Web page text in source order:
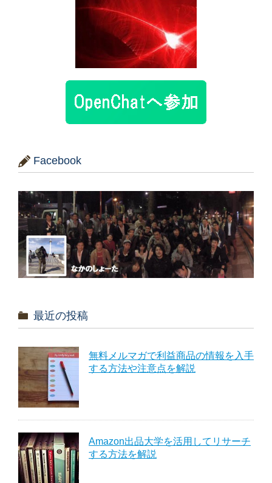
Facebook
最近の投稿
無料メルマガで利益商品の情報を入手
する方法や注意点を解説
Amazon出品大学を活用してリサーチ
する方法を解説